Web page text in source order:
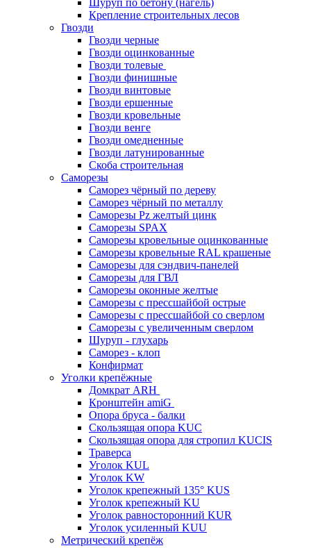
Шуруп по бетону (нагель)
Крепление строительных лесов
Гвозди
Гвозди черные
Гвозди оцинкованные
Гвозди толевые
Гвозди финишные
Гвозди винтовые
Гвозди ершенные
Гвозди кровельные
Гвозди венге
Гвозди омедненные
Гвозди латунированные
Скоба строительная
Саморезы
Саморез чёрный по дереву
Саморез чёрный по металлу
Саморезы Pz желтый цинк
Саморезы SPAX
Саморезы кровельные оцинкованные
Саморезы кровельные RAL крашеные
Саморезы для сэндвич-панелей
Саморезы для ГВЛ
Саморезы оконные желтые
Саморезы с прессшайбой острые
Саморезы с прессшайбой со сверлом
Саморезы с увеличенным сверлом
Шуруп - глухарь
Саморез - клоп
Конфирмат
Уголки крепёжные
Домкрат ARH
Кронштейн amiG
Опора бруса - балки
Скользящая опора KUC
Скользящая опора для стропил KUCIS
Траверса
Уголок KUL
Уголок KW
Уголок крепежный 135° KUS
Уголок крепежный KU
Уголок равносторонний KUR
Уголок усиленный KUU
Метрический крепёж